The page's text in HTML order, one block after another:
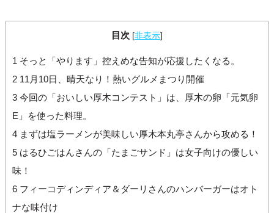
目次 [非表示]
1 そっと「やります」控えめな告知が応援したくなる。
211月10日、晴天なり！熱いグルメまつり開催
3今回の「おいしい厚木コンテスト」は、厚木の卵「元気卵
E」を使った料理。
4まずは塩ラーメンが美味しい厚木本丸亭さんから攻める！
5はるひごはんさんの「たまごサンド」は女子向けの優しい
味！
6フィーコディンディア＆ダーリさんのハンバーガーはオト
ナな味付け